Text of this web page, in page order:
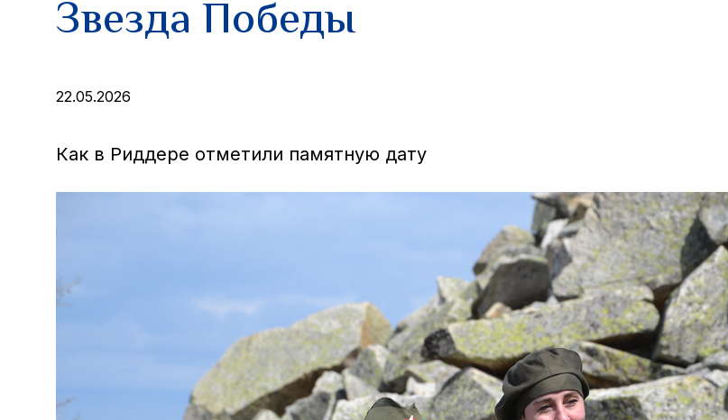
Звезда Победы
22.05.2026
Как в Риддере отметили памятную дату